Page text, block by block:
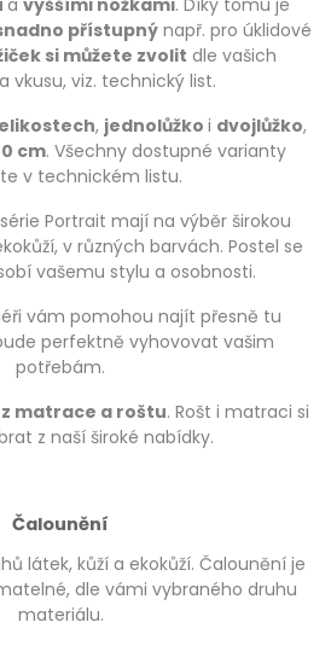
přístupnýnapř. pro úklidové
si můžete zvolit dle vašich
vkusu, viz. technický list.
, jednolůžko i dvojlůžko,
cm. Všechny dostupné varianty
v technickém listu.
Portrait mají na výběr širokou
v různých barvách. Postel se
vašemu stylu a osobnosti.
vám pomohou najít přesně tu
perfektně vyhovovat vašim
potřebám.
matrace a roštu. Rošt i matraci si
z naší široké nabídky.
Čalounění
látek, kůží a ekokůží. Čalounění je
dle vámi vybraného druhu
materiálu.